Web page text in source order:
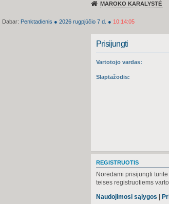
MAROKO KARALYSTĖ
Dabar: Penktadienis ● 2026 rugpjūčio 7 d. ● 10:14:05
Prisijungti
Vartotojo vardas:
Slaptažodis:
REGISTRUOTIS
Norėdami prisijungti
teises registruotiems
Naudojimosi sąlygos